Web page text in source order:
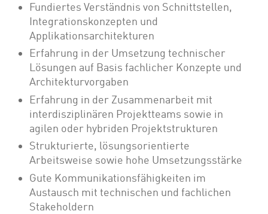
Fundiertes Verständnis von Schnittstellen,
Integrationskonzepten und
Applikationsarchitekturen
Erfahrung in der Umsetzung technischer
Lösungen auf Basis fachlicher Konzepte und
Architekturvorgaben
Erfahrung in der Zusammenarbeit mit
interdisziplinären Projektteams sowie in
agilen oder hybriden Projektstrukturen
Strukturierte, lösungsorientierte
Arbeitsweise sowie hohe Umsetzungsstärke
Gute Kommunikationsfähigkeiten im
Austausch mit technischen und fachlichen
Stakeholdern